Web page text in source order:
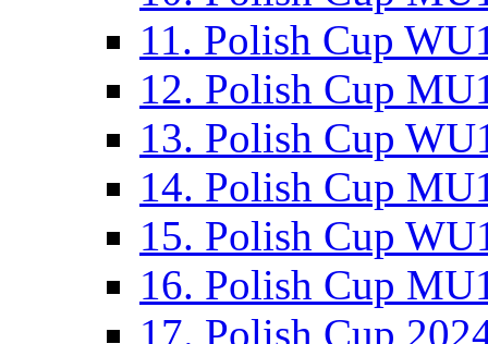
11. Polish Cup
12. Polish Cup
13. Polish Cup
14. Polish Cup
15. Polish Cup
16. Polish Cup
17. Polish Cup